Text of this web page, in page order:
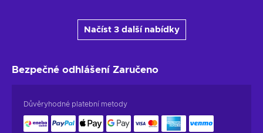
Načíst 3 další nabídky
Bezpečné odhlášení Zaručeno
Důvěryhodné platební metody